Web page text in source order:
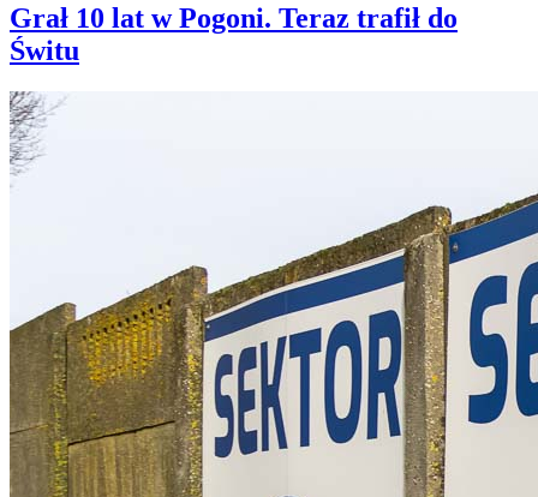
Grał 10 lat w Pogoni. Teraz trafił do
Świtu